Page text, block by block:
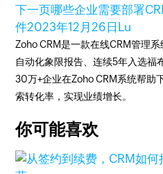
下一页哪些企业需要部署
件2023年12月26日 Lu
Zoho CRM是一款在线CRM管理
自动化象限报告、连续5年入选福
30万+企业在Zoho CRM系统帮助
索转化率，实现业绩增长。
你可能喜欢